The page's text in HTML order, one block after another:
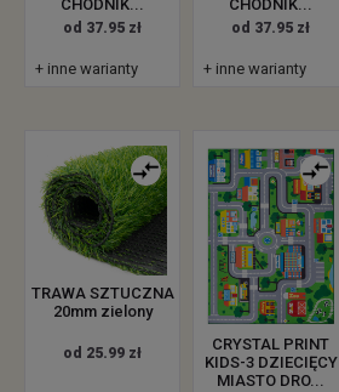
CHODNIK...
od 37.95 zł
+ inne warianty
CHODNIK...
od 37.95 zł
+ inne warianty
TRAWA SZTUCZNA
20mm zielony
od 25.99 zł
CRYSTAL PRINT
KIDS-3 DZIECIĘCY
MIASTO DRO...